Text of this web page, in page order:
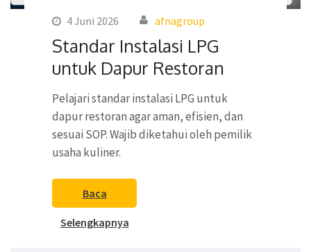
4 Juni 2026 afnagroup
Standar Instalasi LPG
untuk Dapur Restoran
Pelajari standar instalasi LPG untuk
dapur restoran agar aman, efisien, dan
sesuai SOP. Wajib diketahui oleh pemilik
usaha kuliner.
Baca
Selengkapnya